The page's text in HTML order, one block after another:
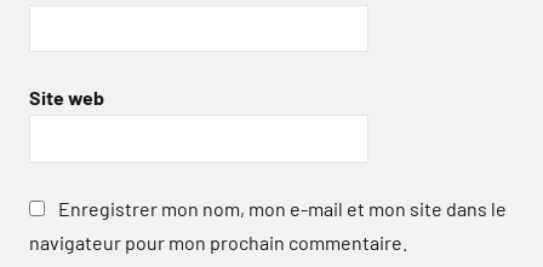
Site web
Enregistrer mon nom, mon e-mail et mon site dans le
navigateur pour mon prochain commentaire.